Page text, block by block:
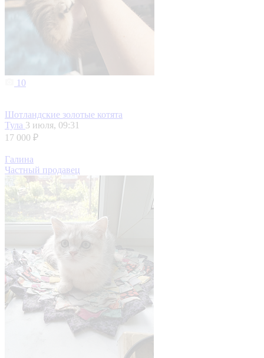
10
Шотландские золотые котята
Тула 3 июля, 09:31
17 000 ₽
Галина
Частный продавец